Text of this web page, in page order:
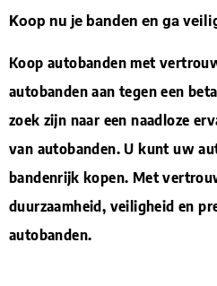
Koop nu je banden en ga
Koop autobanden met
autobanden aan tegen een
zoek zijn naar een naadloze
van autobanden. U kunt uw
bandenrijk kopen. Met
duurzaamheid, veiligheid en
autobanden.